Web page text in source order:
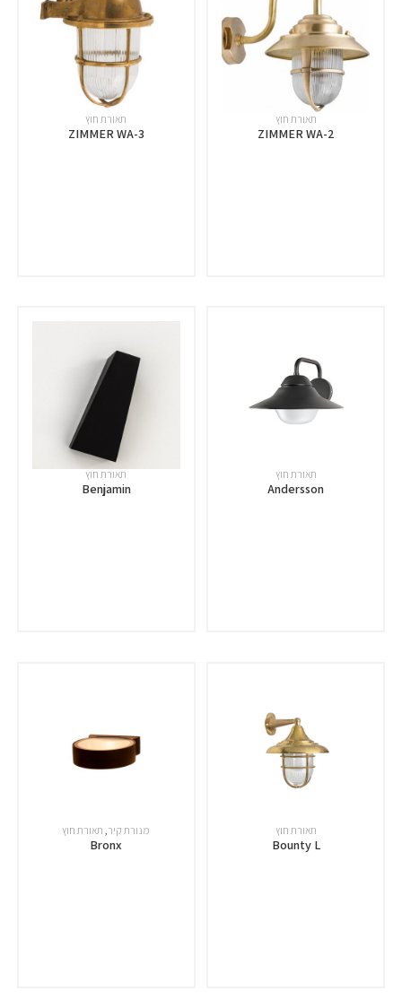
תאורת חוץ
ZIMMER WA-2
תאורת חוץ
ZIMMER WA-3
תאורת חוץ
Andersson
תאורת חוץ
Benjamin
תאורת חוץ
Bounty L
מנורת קיר תאורת חוץ
Bronx